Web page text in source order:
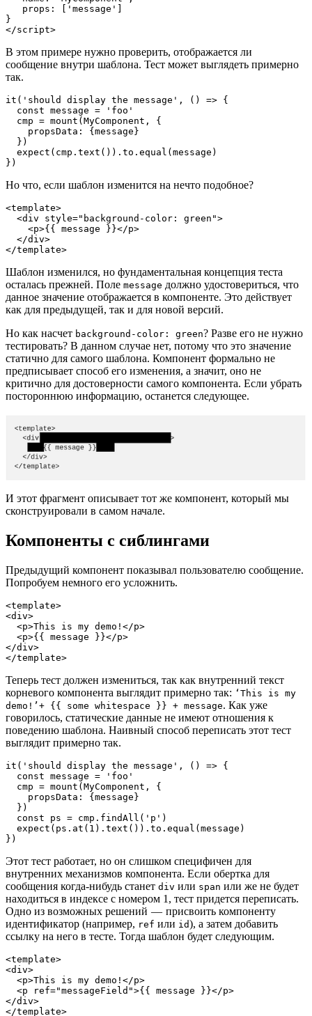
}
</script>
В этом примере нужно проверить, отображается ли
сообщение внутри шаблона. Тест может выглядеть примерно
так.
it('should display the message', () => {
})
Но что, если шаблон изменится на нечто подобное?
<template>
</template>
Шаблон изменился, но фундаментальная концепция теста
осталась прежней. Поле message должно удостовериться, что
данное значение отображается в компоненте. Это действует
как для предыдущей, так и для новой версий.
Но как насчет background-color: green? Разве его не нужно
тестировать? В данном случае нет, потому что это значение
статично для самого шаблона. Компонент формально не
предписывает способ его изменения, а значит, оно не
критично для достоверности самого компонента. Если убрать
постороннюю информацию, останется следующее.
И этот фрагмент описывает тот же компонент, который мы
сконструировали в самом начале.
Компоненты с сиблингами
Предыдущий компонент показывал пользователю сообщение.
Попробуем немного его усложнить.
<template>
<div>
</div>
</template>
Теперь тест должен измениться, так как внутренний текст
корневого компонента выглядит примерно так: ‘This is my
demo!’+ {{ some whitespace }} + message. Как уже
говорилось, статические данные не имеют отношения к
поведению шаблона. Наивный способ переписать этот тест
выглядит примерно так.
it('should display the message', () => {
})
Этот тест работает, но он слишком специфичен для
внутренних механизмов компонента. Если обертка для
сообщения когда-нибудь станет div или span или же не будет
находиться в индексе с номером 1, тест придется переписать.
Одно из возможных решений — присвоить компоненту
идентификатор (например, ref или id), а затем добавить
ссылку на него в тесте. Тогда шаблон будет следующим.
<template>
<div>
</div>
</template>